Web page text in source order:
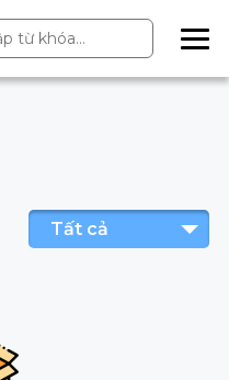
ME
NU
Tất cả